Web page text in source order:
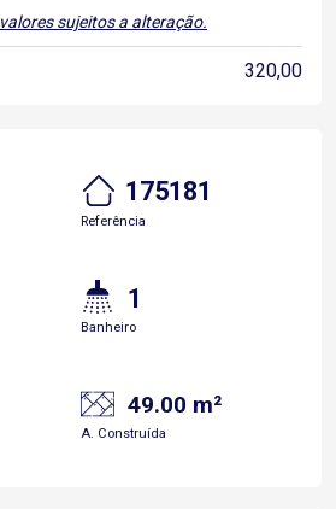
valores sujeitos a alteração.
320,00
175181
Referência
1
Banheiro
49.00 m²
A. Construída